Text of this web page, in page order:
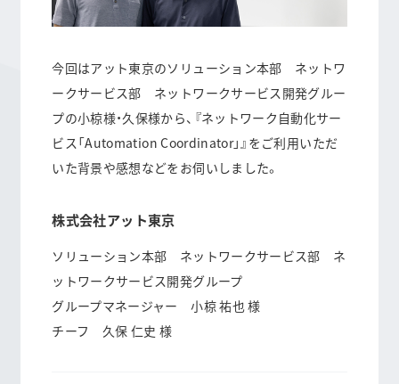
今回はアット東京のソリューション本部 ネットワ
ークサービス部 ネットワークサービス開発グルー
プの小椋様・久保様から、『ネットワーク自動化サー
ビス「Automation Coordinator」』をご利用いただ
いた背景や感想などをお伺いしました。
株式会社アット東京
ソリューション本部 ネットワークサービス部 ネ
ットワークサービス開発グループ
グループマネージャー 小椋 祐也 様
チーフ 久保 仁史 様